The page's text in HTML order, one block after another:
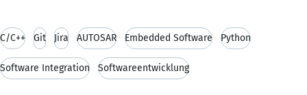
C/C++ Git Jira AUTOSAR Embedded Software Python
Software Integration Softwareentwicklung